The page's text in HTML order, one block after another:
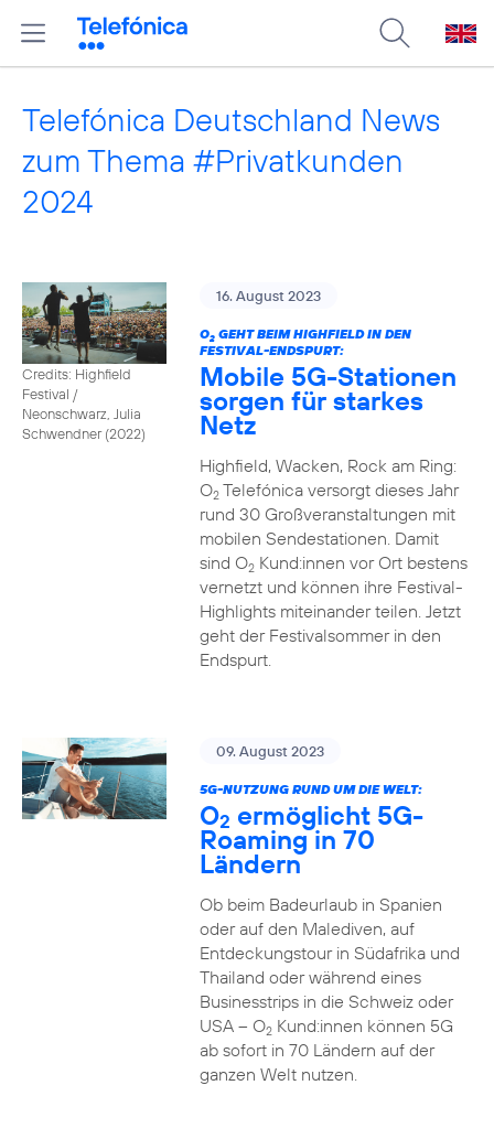
Telefónica Deutschland News
zum Thema #Privatkunden
2024
Credits: Highfield
Festival /
Neonschwarz, Julia
Schwendner (2022)
16. August 2023
O2GEHT BEIM HIGHFIELD IN DEN
FESTIVAL-ENDSPURT:
Mobile 5G-Stationen
sorgen für starkes
Netz
Highfield, Wacken, Rock am Ring:
O2Telefónica versorgt dieses Jahr
rund 30 Großveranstaltungen mit
mobilen Sendestationen. Damit
sind O2Kund:innen vor Ort bestens
vernetzt und können ihre Festival-
Highlights miteinander teilen. Jetzt
geht der Festivalsommer in den
Endspurt.
09. August 2023
5G-NUTZUNG RUND UM DIE WELT:
O2 ermöglicht 5G-
Roaming in 70
Ländern
Ob beim Badeurlaub in Spanien
oder auf den Malediven, auf
Entdeckungstour in Südafrika und
Thailand oder während eines
Businesstrips in die Schweiz oder
USA – O2Kund:innen können 5G
ab sofort in 70 Ländern auf der
ganzen Welt nutzen.